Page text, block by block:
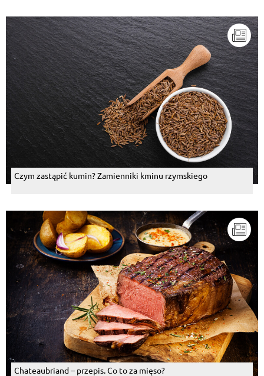
Czym zastąpić kumin? Zamienniki kminu rzymskiego
Chateaubriand – przepis. Co to za mięso?